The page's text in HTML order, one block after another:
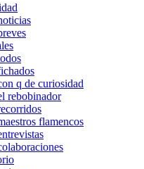
q de curiosidad
rebobinador
flamencos